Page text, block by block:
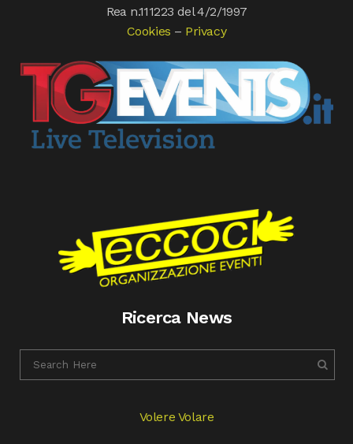
Rea n.111223 del 4/2/1997
Cookies – Privacy
Ricerca News
Volere Volare